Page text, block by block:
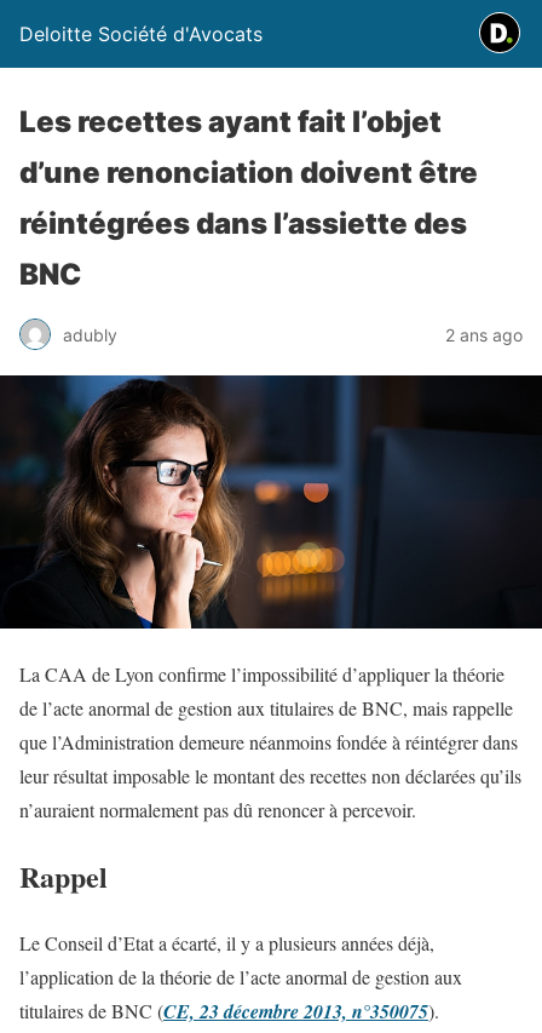
Deloitte Société d'Avocats
Les recettes ayant fait l’objet
d’une renonciation doivent être
réintégrées dans l’assiette des
BNC
adubly 2 ans ago
La CAA de Lyon confirme l’impossibilité d’appliquer la théorie
de l’acte anormal de gestion aux titulaires de BNC, mais rappelle
que l’Administration demeure néanmoins fondée à réintégrer dans
leur résultat imposable le montant des recettes non déclarées qu’ils
n’auraient normalement pas dû renoncer à percevoir.
Rappel
Le Conseil d’Etat a écarté, il y a plusieurs années déjà,
l’application de la théorie de l’acte anormal de gestion aux
titulaires de BNC (CE, 23 décembre 2013, n°350075).